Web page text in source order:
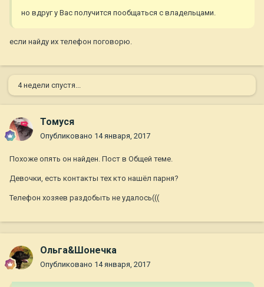
но вдруг у Вас получится пообщаться с владельцами.
если найду их телефон поговорю.
4 недели спустя...
Томуся
Опубликовано 14 января, 2017
Похоже опять он найден. Пост в Общей теме.
Девочки, есть контакты тех кто нашёл парня?
Телефон хозяев раздобыть не удалось(((
Ольга&Шонечка
Опубликовано 14 января, 2017